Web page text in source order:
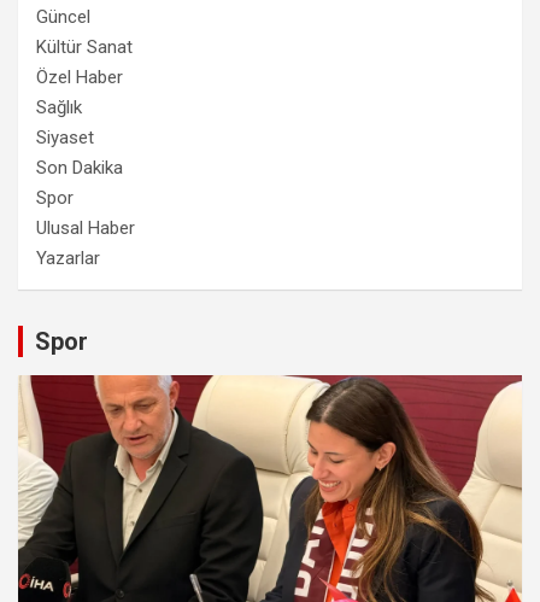
Güncel
Kültür Sanat
Özel Haber
Sağlık
Siyaset
Son Dakika
Spor
Ulusal Haber
Yazarlar
Spor